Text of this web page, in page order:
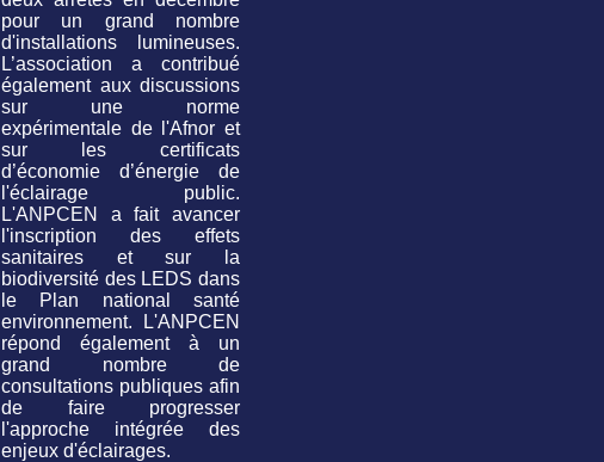
pour un grand nombre
d'installations lumineuses.
L’association a contribué
également aux discussions
sur une norme
expérimentale de l'Afnor et
sur les certificats
d’économie d’énergie de
l'éclairage public.
L'ANPCEN a fait avancer
l'inscription des effets
sanitaires et sur la
biodiversité des LEDS dans
le Plan national santé
environnement. L'ANPCEN
répond également à un
grand nombre de
consultations publiques afin
de faire progresser
l'approche intégrée des
enjeux d'éclairages.